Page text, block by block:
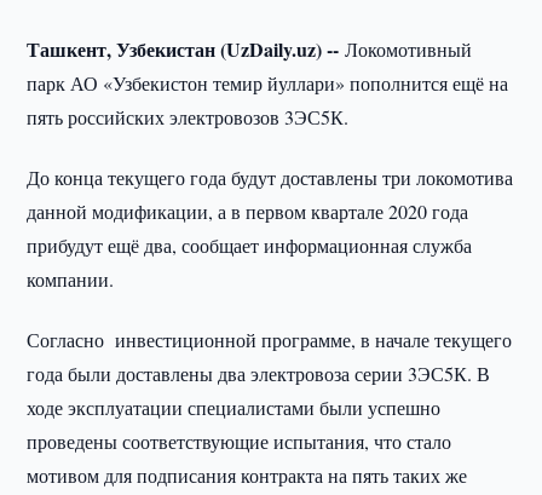
Ташкент, Узбекистан (UzDaily.uz) --Локомотивный
парк АО «Узбекистон темир йуллари» пополнится ещё на
пять российских электровозов 3ЭС5К.
До конца текущего года будут доставлены три локомотива
данной модификации, а в первом квартале 2020 года
прибудут ещё два, сообщает информационная служба
компании.
Согласно инвестиционной программе, в начале текущего
года были доставлены два электровоза серии 3ЭС5К. В
ходе эксплуатации специалистами были успешно
проведены соответствующие испытания, что стало
мотивом для подписания контракта на пять таких же